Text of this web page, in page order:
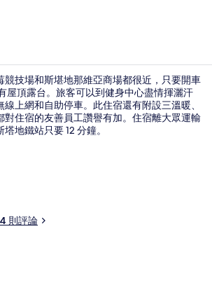
競技場和斯堪地那維亞商場都很近，只要開車
屋頂露台。旅客可以到健身中心盡情揮灑汗
上網和自助停車。此住宿還有附設三溫暖、
對住宿的友善員工讚譽有加。住宿離大眾運輸
地鐵站只要 12 分鐘。
則評論